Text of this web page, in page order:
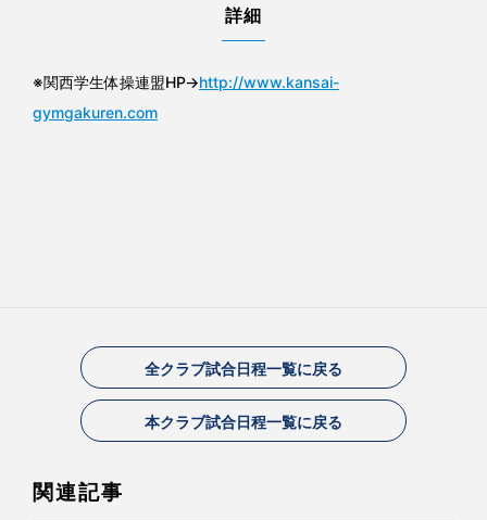
詳細
※関西学生体操連盟HP→http://www.kansai-
gymgakuren.com
全クラブ試合日程一覧に戻る
本クラブ試合日程一覧に戻る
関連記事